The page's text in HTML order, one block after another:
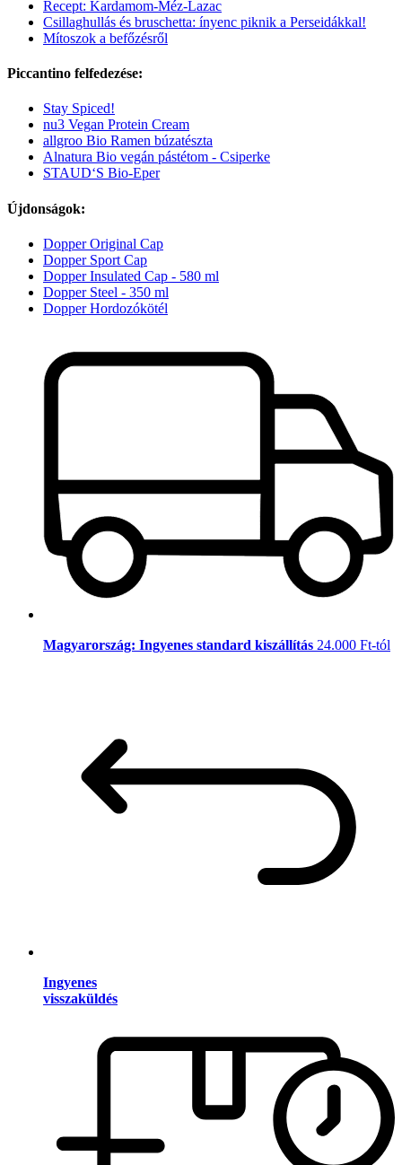
Recept: Kardamom-Méz-Lazac
Csillaghullás és bruschetta: ínyenc piknik a Perseidákkal!
Mítoszok a befőzésről
Piccantino felfedezése:
Stay Spiced!
nu3 Vegan Protein Cream
allgroo Bio Ramen búzatészta
Alnatura Bio vegán pástétom - Csiperke
STAUD‘S Bio-Eper
Újdonságok:
Dopper Original Cap
Dopper Sport Cap
Dopper Insulated Cap - 580 ml
Dopper Steel - 350 ml
Dopper Hordozókötél
Magyarország: Ingyenes standard kiszállítás 24.000 Ft-tól
Ingyenes
visszaküldés